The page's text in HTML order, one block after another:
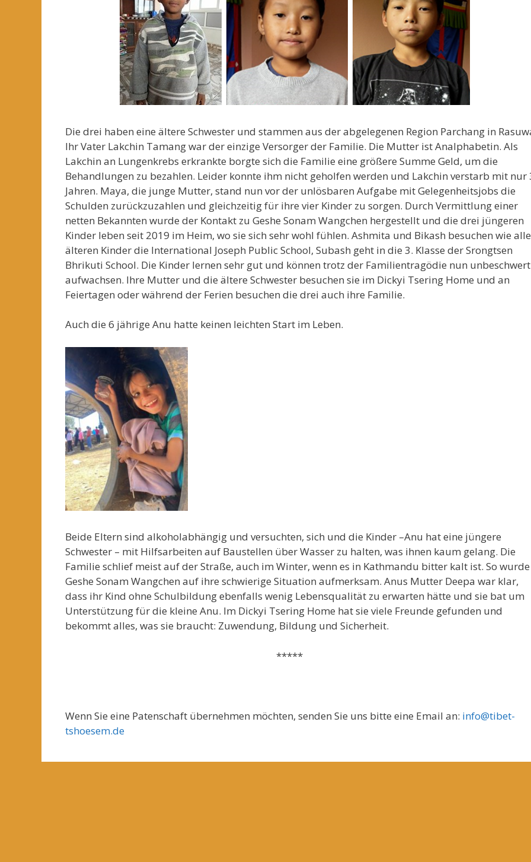
Die drei haben eine ältere Schwester und stammen aus der abgelegenen Region Parchang in
Ihr Vater Lakchin Tamang war der einzige Versorger der Familie. Die Mutter ist Analphabetin. Als
Lakchin an Lungenkrebs erkrankte borgte sich die Familie eine größere Summe Geld, um die
Behandlungen zu bezahlen. Leider konnte ihm nicht geholfen werden und Lakchin verstarb mit nur
Jahren. Maya, die junge Mutter, stand nun vor der unlösbaren Aufgabe mit Gelegenheitsjobs die
Schulden zurückzuzahlen und gleichzeitig für ihre vier Kinder zu sorgen. Durch Vermittlung einer
netten Bekannten wurde der Kontakt zu Geshe Sonam Wangchen hergestellt und die drei jüngeren
Kinder leben seit 2019 im Heim, wo sie sich sehr wohl fühlen. Ashmita und Bikash besuchen wie alle
älteren Kinder die International Joseph Public School, Subash geht in die 3. Klasse der Srongtsen
Bhrikuti School. Die Kinder lernen sehr gut und können trotz der Familientragödie nun unbeschwert
aufwachsen. Ihre Mutter und die ältere Schwester besuchen sie im Dickyi Tsering Home und an
Feiertagen oder während der Ferien besuchen die drei auch ihre Familie.
Auch die 6 jährige Anu hatte keinen leichten Start im Leben.
Beide Eltern sind alkoholabhängig und versuchten, sich und die Kinder –Anu hat eine jüngere
Schwester – mit Hilfsarbeiten auf Baustellen über Wasser zu halten, was ihnen kaum gelang. Die
Familie schlief meist auf der Straße, auch im Winter, wenn es in Kathmandu bitter kalt ist. So wurde
Geshe Sonam Wangchen auf ihre schwierige Situation aufmerksam. Anus Mutter Deepa war klar,
dass ihr Kind ohne Schulbildung ebenfalls wenig Lebensqualität zu erwarten hätte und sie bat um
Unterstützung für die kleine Anu. Im Dickyi Tsering Home hat sie viele Freunde gefunden und
bekommt alles, was sie braucht: Zuwendung, Bildung und Sicherheit.
*****
Wenn Sie eine Patenschaft übernehmen möchten, senden Sie uns bitte eine Email an: info@tibet-
tshoesem.de